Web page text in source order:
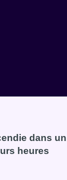
dans un
heures